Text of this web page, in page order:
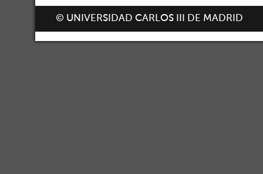
© UNIVERSIDAD CARLOS III DE MADRID